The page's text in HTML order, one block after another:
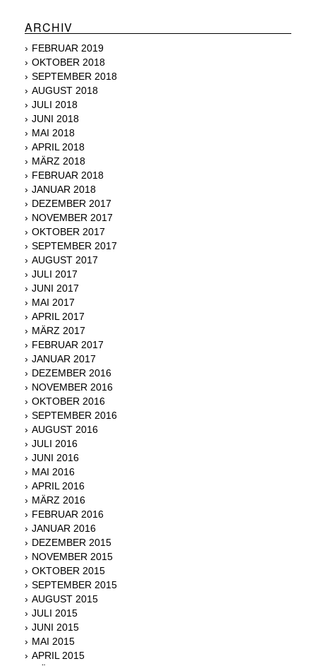
ARCHIV
FEBRUAR 2019
OKTOBER 2018
SEPTEMBER 2018
AUGUST 2018
JULI 2018
JUNI 2018
MAI 2018
APRIL 2018
MÄRZ 2018
FEBRUAR 2018
JANUAR 2018
DEZEMBER 2017
NOVEMBER 2017
OKTOBER 2017
SEPTEMBER 2017
AUGUST 2017
JULI 2017
JUNI 2017
MAI 2017
APRIL 2017
MÄRZ 2017
FEBRUAR 2017
JANUAR 2017
DEZEMBER 2016
NOVEMBER 2016
OKTOBER 2016
SEPTEMBER 2016
AUGUST 2016
JULI 2016
JUNI 2016
MAI 2016
APRIL 2016
MÄRZ 2016
FEBRUAR 2016
JANUAR 2016
DEZEMBER 2015
NOVEMBER 2015
OKTOBER 2015
SEPTEMBER 2015
AUGUST 2015
JULI 2015
JUNI 2015
MAI 2015
APRIL 2015